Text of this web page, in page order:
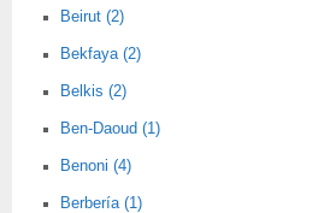
Beirut (2)
Bekfaya (2)
Belkis (2)
Ben-Daoud (1)
Benoni (4)
Berbería (1)